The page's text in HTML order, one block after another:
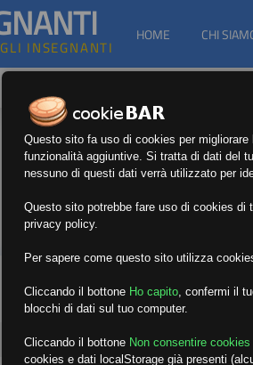
INSEGNANTI
HOME CHI
Questo sito fa uso di cookies per
funzionalità aggiuntive. Si tratta di dati del
nessuno di questi dati verrà utilizzato per
Questo sito potrebbe fare uso di cookies di
privacy policy.
Per sapere come questo sito utilizza
Cliccando il bottone Ho capito confermi il
blocchi di dati sul tuo computer.
Cliccando il bottone Non consentire cookies
cookies e dati localStorage già presenti